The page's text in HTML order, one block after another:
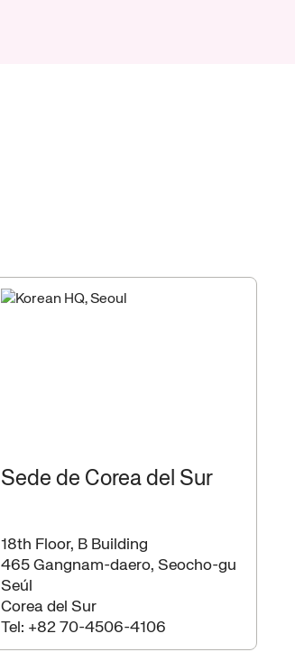
Sede de Corea del Sur
18th Floor, B Building
465 Gangnam-daero, Seocho-gu
Seúl
Corea del Sur
Tel: +82 70-4506-4106